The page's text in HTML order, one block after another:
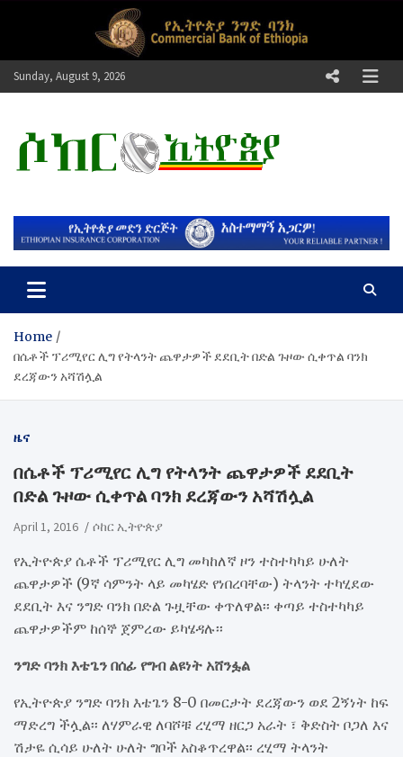
Sunday, August 9, 2026
ሶከር ኢትዮጵያ
Home
በሴቶች ፕሪሚየር ሊግ የትላንት ጨዋታዎች ደደቢት በድል ጉዞው ሲቀጥል ባንክ
ደረጃውን አሻሽሏል
ዜና
በሴቶች ፕሪሚየር ሊግ የትላንት ጨዋታዎች ደደቢት
በድል ጉዞው ሲቀጥል ባንክ ደረጃውን አሻሽሏል
April 1, 2016 ሶከር ኢትዮጵያ
የኢትዮጵያ ሴቶች ፕሪሚየር ሊግ መካከለኛ ዞን ተስተካካይ ሁለት
ጨዋታዎች (9ኛ ሳምንት ላይ መካሄድ የነበረባቸው) ትላንት ተካሂደው
ደደቢት እና ንግድ ባንክ በድል ጉዟቸው ቀጥለዋል፡፡ ቀጣይ ተስተካካይ
ጨዋታዎችም ከሰኞ ጀምረው ይካሄዳሉ፡፡
ንግድ ባንክ እቴጌን በሰፊ የግብ ልዩነት አሸንፏል
የኢትዮጵያ ንግድ ባንክ እቴጌን 8-0 በመርታት ደረጃውን ወደ 2ኝነት ከፍ
ማድረግ ችሏል፡፡ ለሃምራዊ ለባሾቹ ረሂማ ዘርጋ አራት ፣ ቅድስት ቦጋለ እና
ሽታዬ ሲሳይ ሁለት ሁለት ግቦች አስቆጥረዋል፡፡ ረሂማ ትላንት